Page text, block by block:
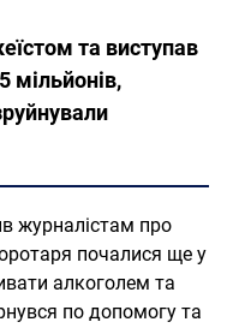
та виступав
мільйонів,
журналістам про
почалися ще у
алкоголем та
по допомогу та